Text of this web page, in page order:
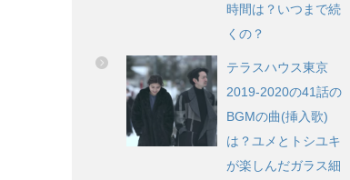
時間は？いつまで続
くの？
テラスハウス東京
2019-2020の41話の
BGMの曲(挿入歌)
は？ユメとトシユキ
が楽しんだガラス細